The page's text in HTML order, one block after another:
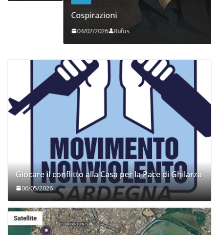
Rufus
Giocare il conflitto alla Casa per la Pace di Ghilarza
06/05/2026